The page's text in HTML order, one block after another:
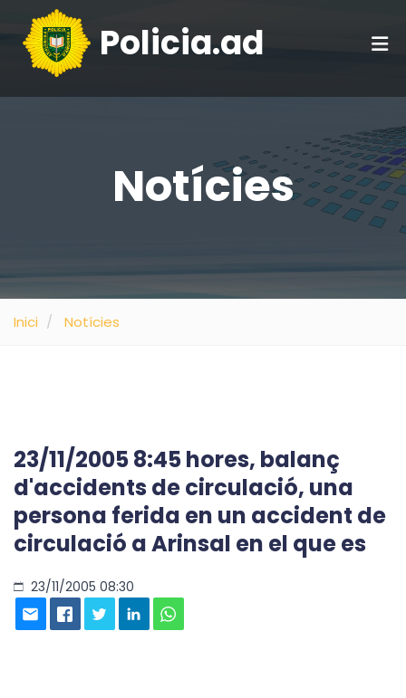
Policia.ad
Notícies
Inici Notícies
23/11/2005 8:45 hores, balanç
d'accidents de circulació, una
persona ferida en un accident de
circulació a Arinsal en el que es
23/11/2005 08:30